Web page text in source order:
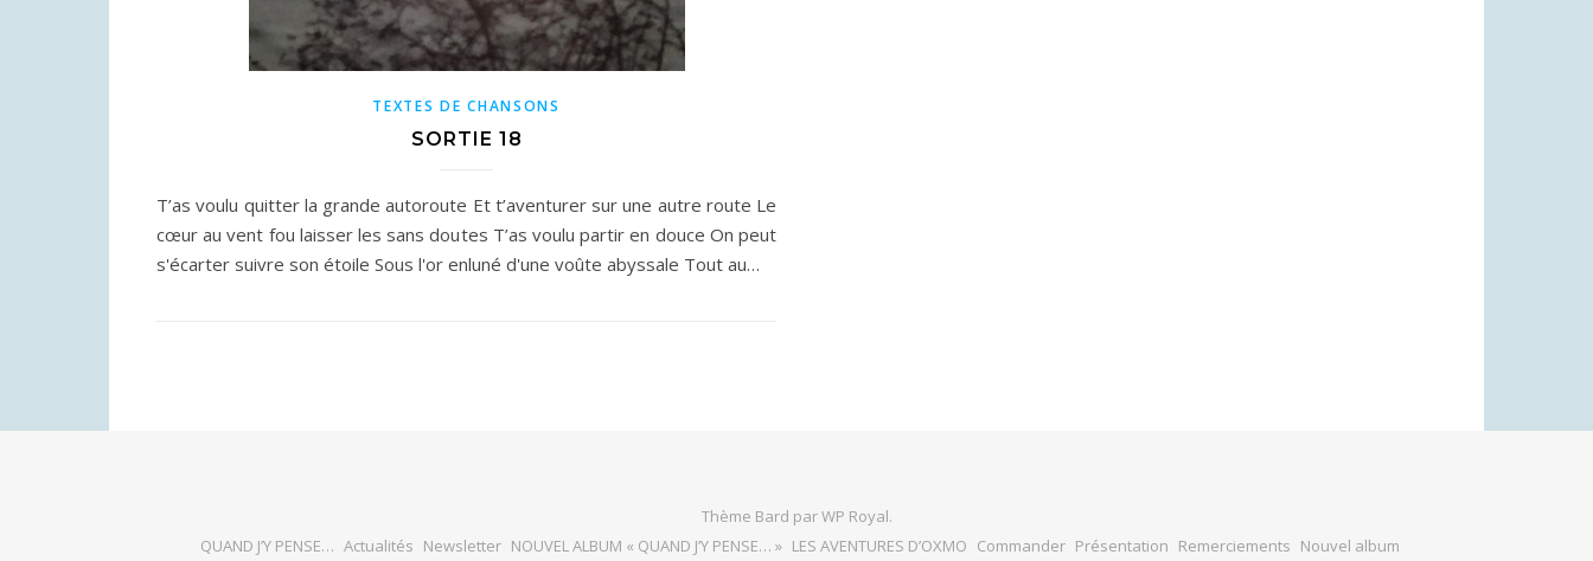
TEXTES DE CHANSONS
SORTIE 18
T’as voulu quitter la grande autoroute Et t’aventurer sur une autre route Le
cœur au vent fou laisser les sans doutes T’as voulu partir en douce On peut
s'écarter suivre son étoile Sous l'or enluné d'une voûte abyssale Tout au…
Thème Bard parWP Royal.
QUAND J’Y PENSE… Actualités Newsletter NOUVEL ALBUM « QUAND J’Y PENSE… » LES AVENTURES D’OXMO Commander Présentation Remerciements Nouvel album